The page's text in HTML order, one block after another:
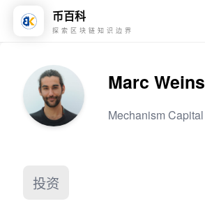
币百科
探索区块链知识边界
Marc
Mechanism Capital
投资